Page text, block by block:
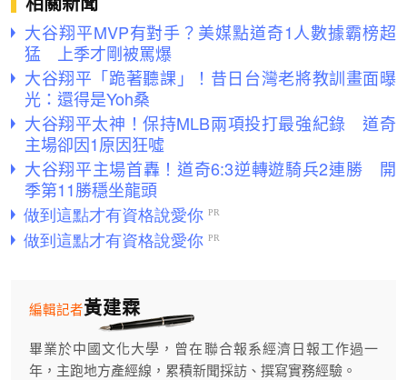
大谷翔平MVP有對手？美媒點道奇1人數據霸榜超
猛 上季才剛被罵爆
大谷翔平「跪著聽課」！昔日台灣老將教訓畫面曝
光：還得是Yoh桑
大谷翔平太神！保持MLB兩項投打最強紀錄 道奇
主場卻因1原因狂噓
大谷翔平主場首轟！道奇6:3逆轉遊騎兵2連勝 開
季第11勝穩坐龍頭
黃建霖
編輯記者
畢業於中國文化大學，曾在聯合報系經濟日報工作過一
年，主跑地方產經線，累積新聞採訪、撰寫實務經驗。